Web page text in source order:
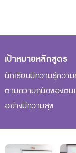
เป้าหมายหลักสูตร
นักเรียนมีความรู้ความ
ตามความถนัดของตนเ
อย่างมีความสุข